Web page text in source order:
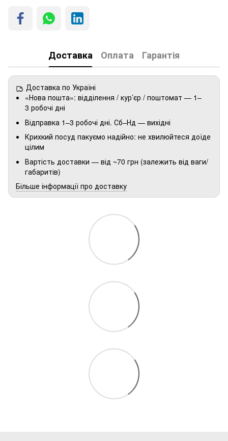
Доставка Оплата Гарантія
Доставка по Україні
«Нова пошта»: відділення / кур’єр / поштомат — 1–
3 робочі дні
Відправка 1–3 робочі дні. Сб–Нд — вихідні
Крихкий посуд пакуємо надійно: не хвилюйтеся доїде
цілим
Вартість доставки — від ~70 грн (залежить від ваги/
габаритів)
Більше інформації про доставку